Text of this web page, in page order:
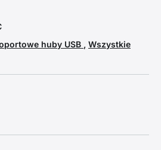
huby USB , Wszystkie